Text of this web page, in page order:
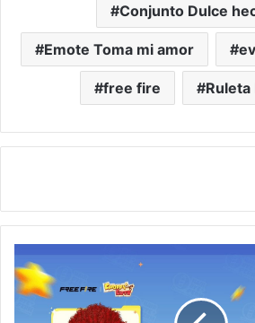
Conjunto Dulce
Emote Toma mi amor
free fire Ruleta
Banner
y